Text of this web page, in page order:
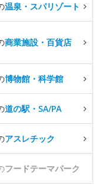
温泉・スパリゾート
商業施設・百貨店
博物館・科学館
道の駅・SA/PA
アスレチック
フードテーマパーク